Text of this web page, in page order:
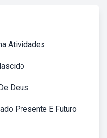
Atividades
Deus
Presente E Futuro